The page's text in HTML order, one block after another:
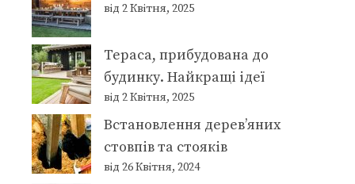
від 2 Квітня, 2025
Тераса, прибудована до
будинку. Найкращі ідеї
від 2 Квітня, 2025
Встановлення дерев’яних
стовпів та стояків
від 26 Квітня, 2024